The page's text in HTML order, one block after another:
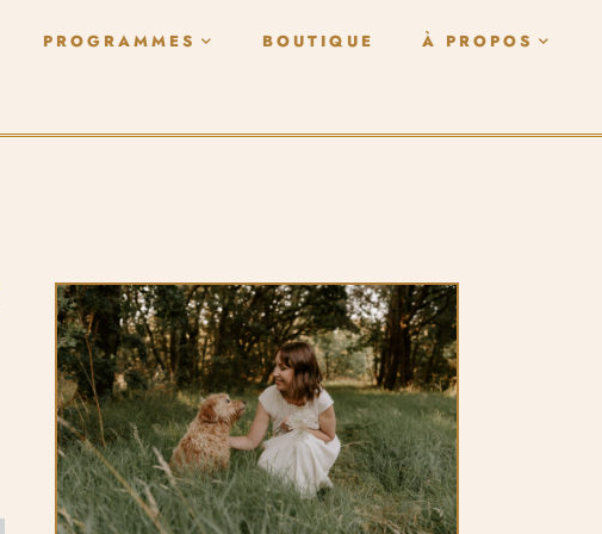
PROGRAMMES BOUTIQUE À PROPOS